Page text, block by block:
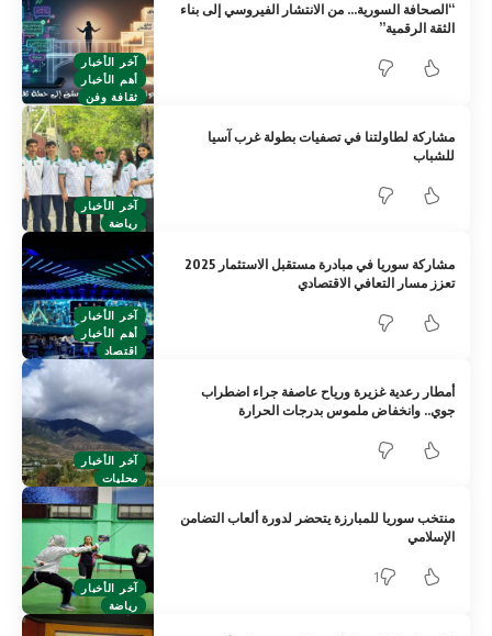
آخر الأخبار
أهم الأخبار
ثقافة وفن
“الصحافة السورية… من الانتشار الفيروسي إلى بناء
الثقة الرقمية”
آخر الأخبار
رياضة
مشاركة لطاولتنا في تصفيات بطولة غرب آسيا
للشباب
آخر الأخبار
أهم الأخبار
اقتصاد
مشاركة سوريا في مبادرة مستقبل الاستثمار 2025
تعزز مسار التعافي الاقتصادي
آخر الأخبار
محليات
أمطار رعدية غزيرة ورياح عاصفة جراء اضطراب
جوي.. وانخفاض ملموس بدرجات الحرارة
آخر الأخبار
رياضة
منتخب سوريا للمبارزة يتحضر لدورة ألعاب التضامن
الإسلامي
1